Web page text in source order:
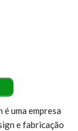
uma empresa
e fabricação